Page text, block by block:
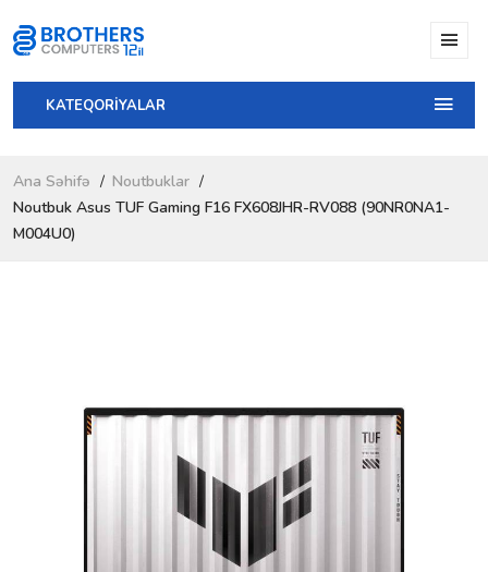
KATEQORİYALAR
Ana Səhifə
Noutbuklar
Noutbuk Asus TUF Gaming F16 FX608JHR-RV088 (90NR0NA1-
M004U0)